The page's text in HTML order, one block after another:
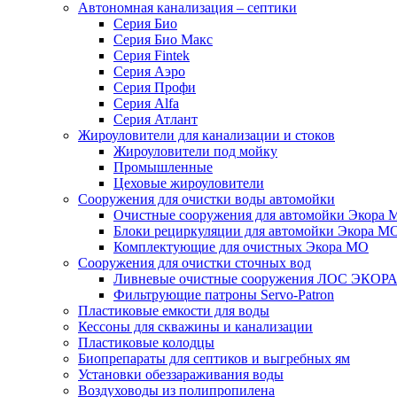
Автономная канализация – септики
Серия Био
Серия Био Макс
Серия Fintek
Серия Аэро
Серия Профи
Серия Alfa
Серия Атлант
Жироуловители для канализации и стоков
Жироуловители под мойку
Промышленные
Цеховые жироуловители
Сооружения для очистки воды автомойки
Очистные сооружения для автомойки Экора
Блоки рециркуляции для автомойки Экора
Комплектующие для очистных Экора МО
Сооружения для очистки сточных вод
Ливневые очистные сооружения ЛОС ЭКОРА
Фильтрующие патроны Servo-Patron
Пластиковые емкости для воды
Кессоны для скважины и канализации
Пластиковые колодцы
Биопрепараты для септиков и выгребных ям
Установки обеззараживания воды
Воздуховоды из полипропилена